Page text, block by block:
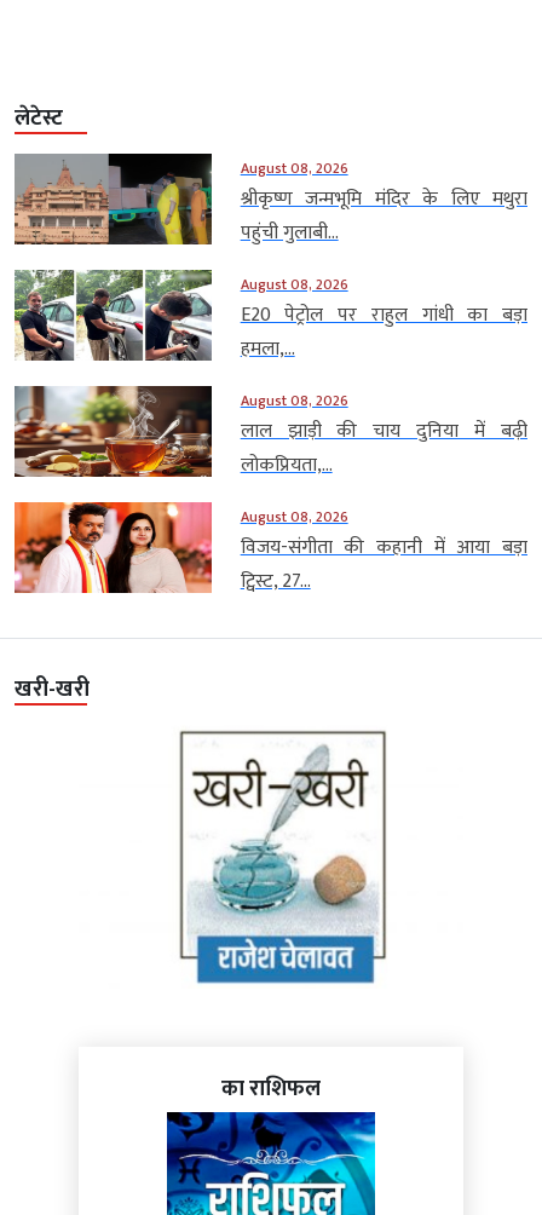
लेटेस्ट
August 08, 2026
श्रीकृष्ण जन्मभूमि मंदिर के लिए मथुरा
पहुंची गुलाबी...
August 08, 2026
E20 पेट्रोल पर राहुल गांधी का बड़ा
हमला,...
August 08, 2026
लाल झाड़ी की चाय दुनिया में बढ़ी
लोकप्रियता,...
August 08, 2026
विजय-संगीता की कहानी में आया बड़ा
ट्विस्ट, 27...
खरी-खरी
का राशिफल